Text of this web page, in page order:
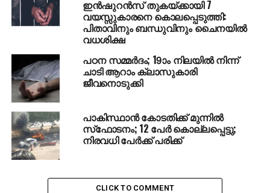
ഇന്‍ഷുറന്‍സ് തുകയ്ക്കായി 7
വയസ്സുകാരനെ കൊലപ്പെടുത്തി:
പിതാവിനും ബന്ധുവിനും ചൈനയില്‍
വധശിക്ഷ
പഠന സമ്മര്‍ദം; 19ാം നിലയില്‍ നിന്ന്
ചാടി ആറാം ക്ലാസുകാരി
ജീവനൊടുക്കി
പാകിസ്ഥാന്‍ കോടതിക്ക് മുന്നില്‍
സ്‌ഫോടനം; 12 പേര്‍ കൊല്ലപ്പെട്ടു;
നിരവധി പേര്‍ക്ക് പരിക്ക്
CLICK TO COMMENT